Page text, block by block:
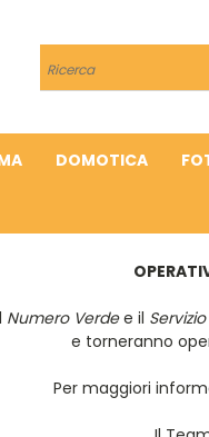
Cerca
DOMOTICA
Numero Verdee il
e torneranno
Per maggiori